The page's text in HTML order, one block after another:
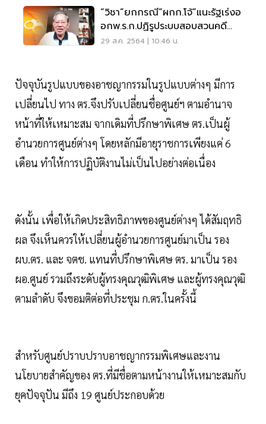
“วิชา”ยกกรณี“ผกก.โจ้”แนะรัฐเร่งอ
อกพ.ร.ก.ปฏิรูประบบสอบสวนคดี
อาญา
29 ส.ค. 2564 | 10:46 น.
ปัจจุบันรูปแบบของอาชญากรรมในรูปแบบต่างๆ มีการ
เปลี่ยนไป ทาง ตร.จึงปรับเปลี่ยนชื่อศูนย์ฯ ตามอำนาจ
หน้าที่ให้เหมาะสม จากเดิมที่ปรึกษาพิเศษ ตร.เป็นผู้
อำนวยการศูนย์ต่างๆ โดยหลักมีอายุราชการเพียงแค่ 6
เดือน ทำให้การปฏิบัติงานไม่เป็นไปอย่างต่อเนื่อง
ดังนั้น เพื่อให้เกิดประสิทธิภาพของศูนย์ต่างๆ ได้สัมฤทธิ
ผล จึงเห็นควรให้เปลี่ยนผู้อำนวยการศูนย์มาเป็น รอง
ผบ.ตร. และ จตช. แทนที่ปรึกษาพิเศษ ตร. มาเป็น รอง
ผอ.ศูนย์ รวมถึงระดับผู้ทรงคุณวุฒิพิเศษ และผู้ทรงคุณวุฒิ
ตามลำดับ จึงขอมติต่อที่ประชุม ก.ตร.ในครั้งนี้
สำหรับศูนย์ปราบปราบอาชญากรรมพิเศษและงาน
นโยบายสำคัญของ ตร.ที่มีชื่อตามหน้างานให้เหมาะสมกับ
ยุคปัจจุปัน มีถึง 19 ศูนย์ประกอบด้วย